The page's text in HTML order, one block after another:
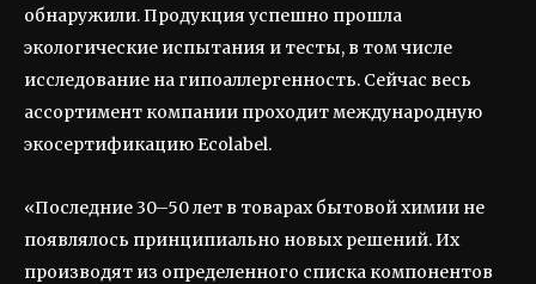
обнаружили. Продукция успешно прошла
экологические испытания и тесты, в том числе
исследование на гипоаллергенность. Сейчас весь
ассортимент компании проходит международную
экосертификацию Ecolabel.
«Последние 30–50 лет в товарах бытовой химии не
появлялось принципиально новых решений. Их
производят из определенного списка компонентов